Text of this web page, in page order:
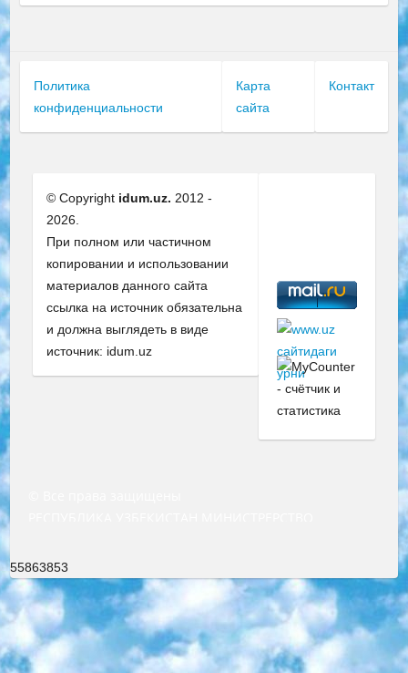
Политика
конфиденциальности
Карта
сайта
Контакт
© Copyright idum.uz. 2012 -
2026.
При полном или частичном
копировании и использовании
материалов данного сайта
ссылка на источник обязательна
и должна выглядеть в виде
источник: idum.uz
55863853